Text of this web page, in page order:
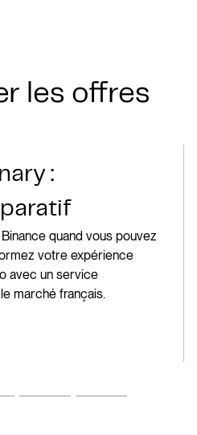
les offres
:
quand vous pouvez
votre expérience
avec un service
marché français.